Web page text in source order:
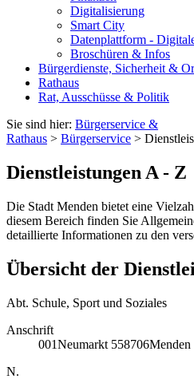
Digitalisierung
Smart City
Datenplattform -
Broschüren & Infos
Bürgerdienste, Sicherheit &
Rathaus
Rat, Ausschüsse & Politik
Sie sind hier: Bürgerservice &
Rathaus > Bürgerservice >
Dienstleistungen A - Z
Die Stadt Menden bietet eine
diesem Bereich finden Sie
detaillierte Informationen zu den
Übersicht der
Abt. Schule, Sport und Soziales
Anschrift
001Neumarkt 558706Menden
N.